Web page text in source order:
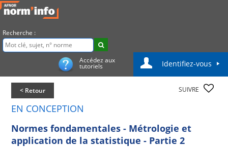
Recherche :
Accédez aux
tutoriels Identifiez-vous
< Retour SUIVRE
EN CONCEPTION
Normes fondamentales - Métrologie et
application de la statistique - Partie 2